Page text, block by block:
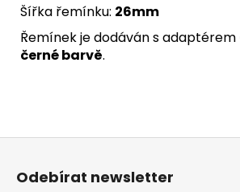
Šířka řemínku: 26mm
Řemínek je dodáván s adaptérem
černé barvě.
Odebírat newsletter